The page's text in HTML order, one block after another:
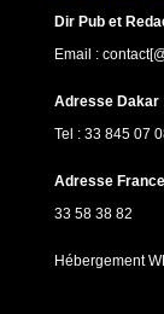
Dir Pub et
Email :
Adresse Dakar
Tel : 33 845 07
Adresse France
33 58 38 82
Hébergement